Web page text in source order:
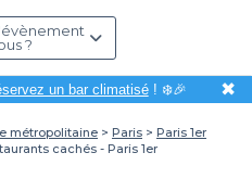
?
un bar climatisé! ❄️🎉 ✖
métropolitaine Paris
Paris 1er
cachés - Paris 1er